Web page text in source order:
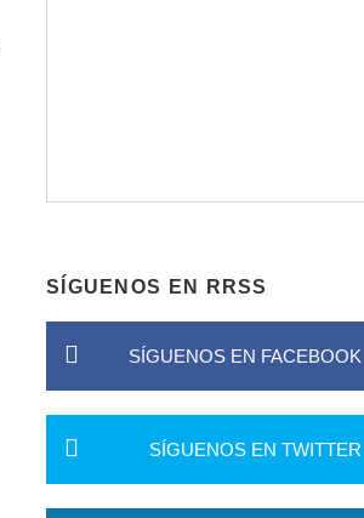
SÍGUENOS EN RRSS
SÍGUENOS EN FACEBOOK
SÍGUENOS EN TWITTER